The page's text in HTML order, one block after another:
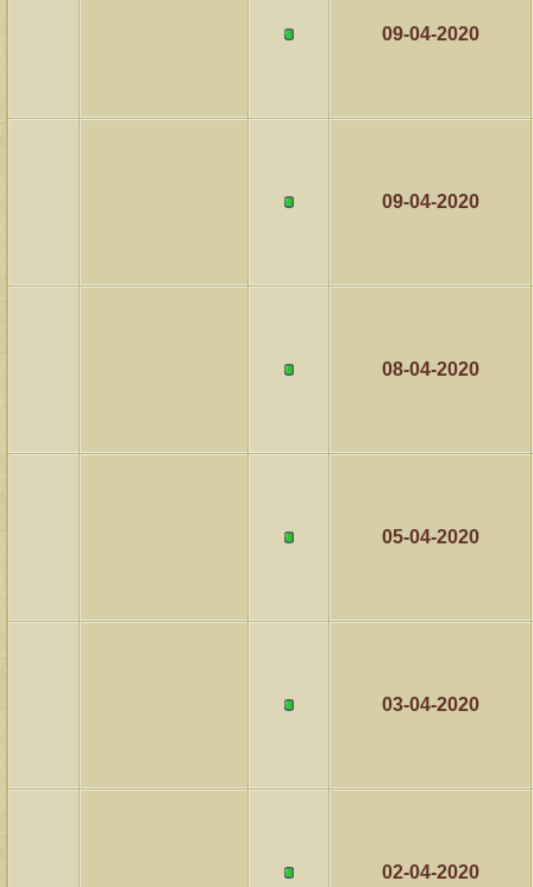
مشاركات المشاهدات
مشاركات المشاهدات
آخر مشاركة
مشاركات المشاهدات
مشاركات المشاهدات
آخر مشاركة
مشاركات المشاهدات
09-04-2020
09-04-2020
08-04-2020
05-04-2020
03-04-2020
02-04-2020